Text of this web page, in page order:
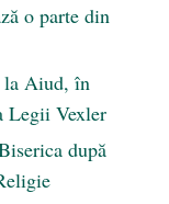
o parte din
la Aiud, în
Legii Vexler
după